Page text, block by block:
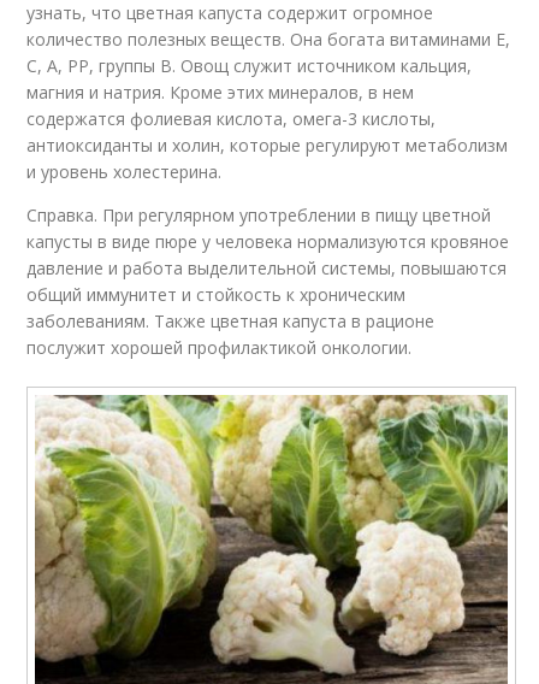
узнать, что цветная капуста содержит огромное
количество полезных веществ. Она богата витаминами Е,
С, А, РР, группы В. Овощ служит источником кальция,
магния и натрия. Кроме этих минералов, в нем
содержатся фолиевая кислота, омега-3 кислоты,
антиоксиданты и холин, которые регулируют метаболизм
и уровень холестерина.
Справка. При регулярном употреблении в пищу цветной
капусты в виде пюре у человека нормализуются кровяное
давление и работа выделительной системы, повышаются
общий иммунитет и стойкость к хроническим
заболеваниям. Также цветная капуста в рационе
послужит хорошей профилактикой онкологии.